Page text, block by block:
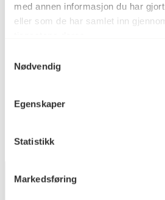
med annen informasjon du har
eller som de har samlet inn
Nødvendig
Egenskaper
Statistikk
Markedsføring
Mål
Høyde: 81cm